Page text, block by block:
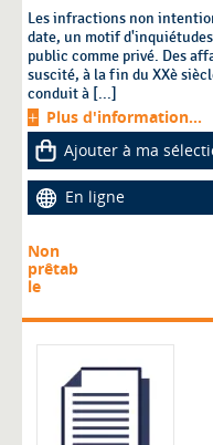
Les infractions non
date, un motif
public comme privé. Des
suscité, à la fin du XXè
conduit à [...]
Plus d'information...
Ajouter à ma
En ligne
Non
prêtab
le